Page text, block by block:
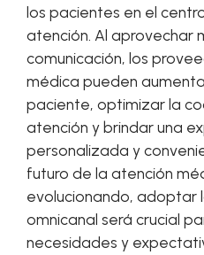
los pacientes en el
atención. Al aprovechar
comunicación, los
médica pueden
paciente, optimizar la
atención y brindar una
personalizada y
futuro de la atención
evolucionando, adoptar
omnicanal será crucial
necesidades y